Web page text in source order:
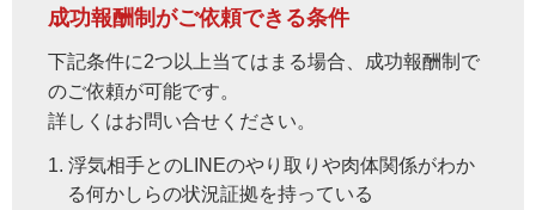
成功報酬制がご依頼できる条件
下記条件に2つ以上当てはまる場合、成功報酬制で
のご依頼が可能です。
詳しくはお問い合せください。
1. 浮気相手とのLINEのやり取りや肉体関係がわか
る何かしらの状況証拠を持っている